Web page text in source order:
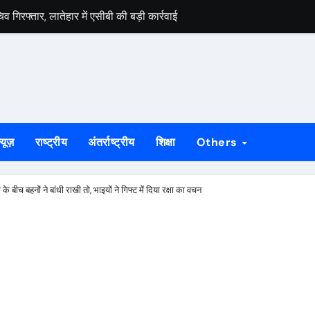
बेटे आबान अहमद की मौत, भाई अली से मिलने जा रहा था
सियासत, NDA ने CBI जांच की मांग को लेकर किया प्रदर्शन
एएसआई घायल, आरोपियों की तलाश में छापेमारी तेज
क्रांतिकारी चेतना के दो अमर हस्ताक्षर
राष्ट्रीय अंतर्राष्ट्रीय शिक्षा Others
बहनों ने बांधी राखी तो, भाइयों ने गिफ्ट में दिया रक्षा का वचन